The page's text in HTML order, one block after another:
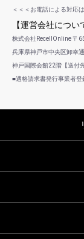
＜＜＜お電話による対応
【運営会社につい
株式会社RecellOnline 〒
兵庫県神戸市中央区卸幸
神戸国際会館22階【送付
■適格請求書発行事業者